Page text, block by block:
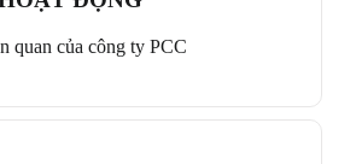
quan của công ty PCC